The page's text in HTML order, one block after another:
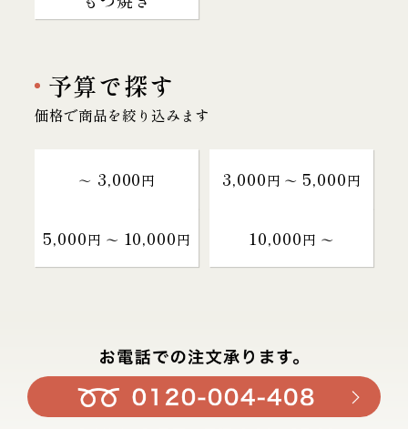
予算で探す
価格で商品を絞り込みます
～ 3,000円 3,000円 〜 5,000円
5,000円 〜 10,000円 10,000円 〜